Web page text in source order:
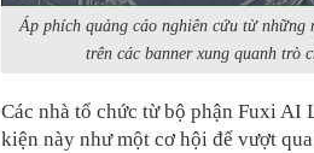
Áp phích quảng cáo nghiên cứu từ
trên các banner xung quanh trò
Các nhà tổ chức từ bộ phận Fuxi AI
kiện này như một cơ hội để vượt